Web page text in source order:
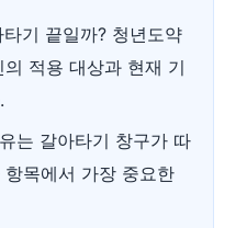
기 끝일까? 청년도약
적용 대상과 현재 기
는 갈아타기 창구가 따
목에서 가장 중요한